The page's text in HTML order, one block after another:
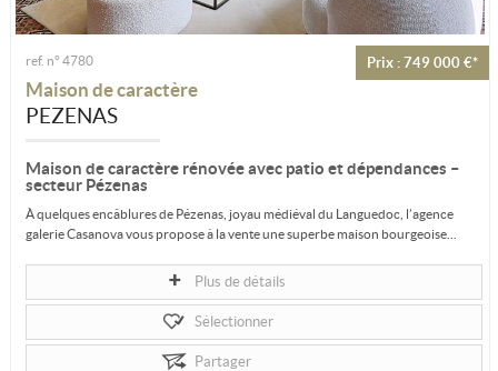
Prix : 749 000 €*
ref. n° 4780
Maison de caractère
PEZENAS
Maison de caractère rénovée avec patio et dépendances –
secteur Pézenas
À quelques encâblures de Pézenas, joyau médiéval du Languedoc, l’agence
galerie Casanova vous propose à la vente une superbe maison bourgeoise...
Plus de détails
Sélectionner
Partager